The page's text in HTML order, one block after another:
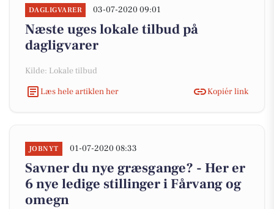
DAGLIGVARER 03-07-2020 09:01
Næste uges lokale tilbud på
dagligvarer
Kilde: Lokale tilbud
Læs hele artiklen her
Kopiér link
JOBNYT 01-07-2020 08:33
Savner du nye græsgange? - Her er
6 nye ledige stillinger i Fårvang og
omegn